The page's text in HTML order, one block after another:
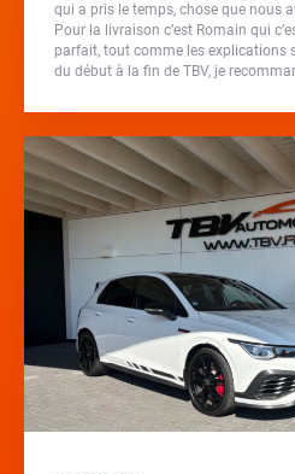
qui a pris le temps, chose que nous
Pour la livraison c’est Romain qui
parfait, tout comme les explications
du début à la fin de TBV, je